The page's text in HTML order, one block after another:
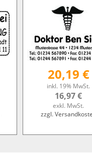
20,19 €
inkl. 19% MwSt.
16,97 €
exkl. MwSt.
zzgl.